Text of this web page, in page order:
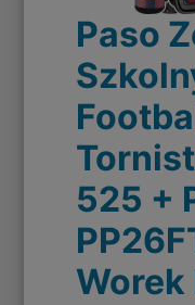
Paso
525 +
Worek